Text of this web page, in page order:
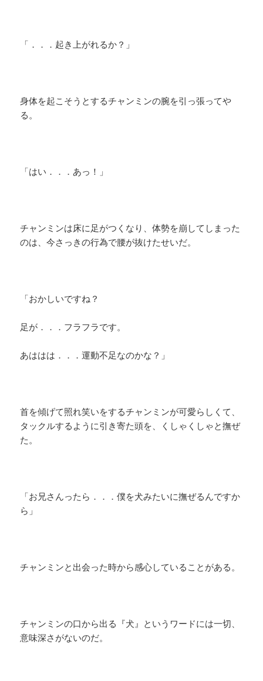
「．．．起き上がれるか？」
身体を起こそうとするチャンミンの腕を引っ張ってや
る。
「はい．．．あっ！」
チャンミンは床に足がつくなり、体勢を崩してしまった
のは、今さっきの行為で腰が抜けたせいだ。
「おかしいですね？
足が．．．フラフラです。
あははは．．．運動不足なのかな？」
首を傾げて照れ笑いをするチャンミンが可愛らしくて、
タックルするように引き寄た頭を、くしゃくしゃと撫ぜ
た。
「お兄さんったら．．．僕を犬みたいに撫ぜるんですか
ら」
チャンミンと出会った時から感心していることがある。
チャンミンの口から出る『犬』というワードには一切、
意味深さがないのだ。